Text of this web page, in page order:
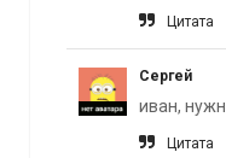
Цитата
Сергей
иван,
Цитата